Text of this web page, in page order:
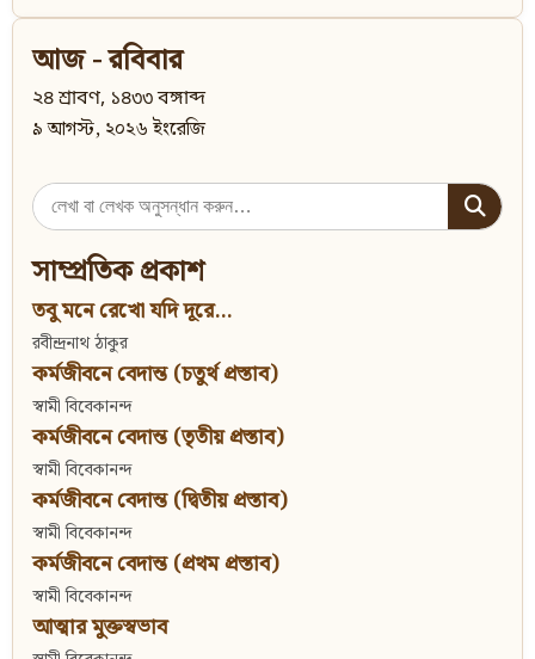
আজ - রবিবার
২৪ শ্রাবণ, ১৪৩৩ বঙ্গাব্দ
৯ আগস্ট, ২০২৬ ইংরেজি
Search
for:
সাম্প্রতিক প্রকাশ
তবু মনে রেখো যদি দূরে...
রবীন্দ্রনাথ ঠাকুর
কর্মজীবনে বেদান্ত (চতুর্থ প্রস্তাব)
স্বামী বিবেকানন্দ
কর্মজীবনে বেদান্ত (তৃতীয় প্রস্তাব)
স্বামী বিবেকানন্দ
কর্মজীবনে বেদান্ত (দ্বিতীয় প্রস্তাব)
স্বামী বিবেকানন্দ
কর্মজীবনে বেদান্ত (প্রথম প্রস্তাব)
স্বামী বিবেকানন্দ
আত্মার মুক্তস্বভাব